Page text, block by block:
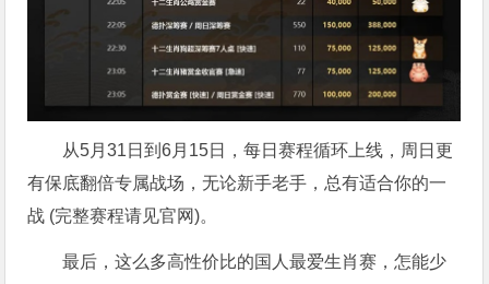
从5月31日到6月15日，每日赛程循环上线，周日更
有保底翻倍专属战场，无论新手老手，总有适合你的一
战 (完整赛程请见官网)。
最后，这么多高性价比的国人最爱生肖赛，怎能少